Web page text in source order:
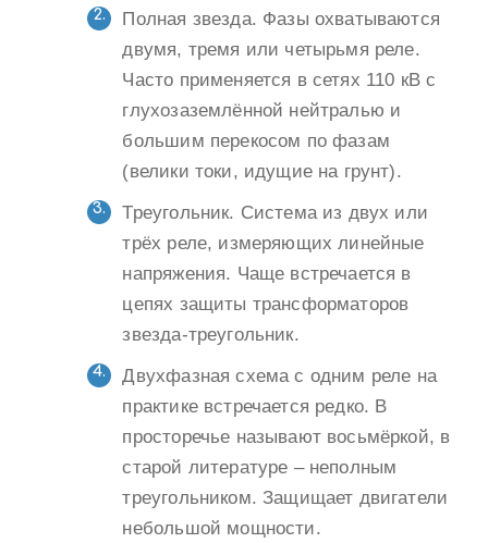
Полная звезда. Фазы охватываются
двумя, тремя или четырьмя реле.
Часто применяется в сетях 110 кВ с
глухозаземлённой нейтралью и
большим перекосом по фазам
(велики токи, идущие на грунт).
Треугольник. Система из двух или
трёх реле, измеряющих линейные
напряжения. Чаще встречается в
цепях защиты трансформаторов
звезда-треугольник.
Двухфазная схема с одним реле на
практике встречается редко. В
просторечье называют восьмёркой, в
старой литературе – неполным
треугольником. Защищает двигатели
небольшой мощности.